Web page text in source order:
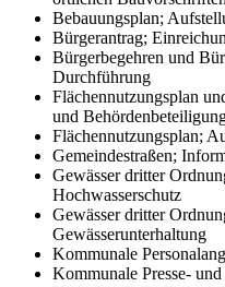
Bebauungsplan;
Bürgerantrag;
Bürgerbegehren und
Durchführung
Flächennutzungsplan
und
Flächennutzungsplan;
Gemeindestraßen;
Gewässer dritter
Hochwasserschutz
Gewässer dritter
Gewässerunterhaltung
Kommunale
Kommunale Presse-